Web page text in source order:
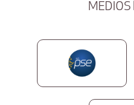
MEDIOS